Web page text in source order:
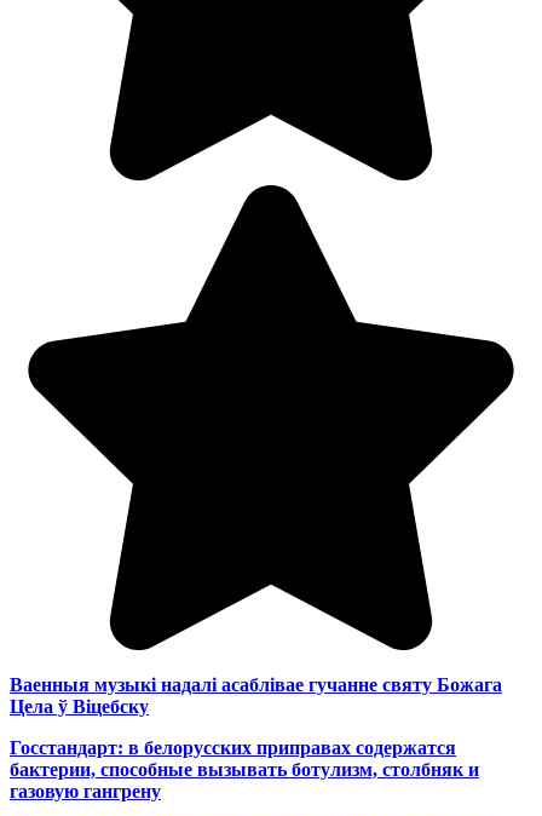
Ваенныя музыкі надалі асаблівае гучанне святу Божага
Цела ў Віцебску
Госстандарт: в белорусских приправах содержатся
бактерии, способные вызывать ботулизм, столбняк и
газовую гангрену